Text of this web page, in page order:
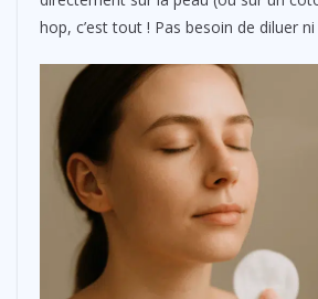
hop, c’est tout ! Pas besoin de diluer